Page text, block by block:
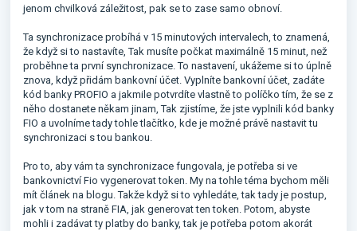
jenom chvilková záležitost, pak se to zase samo obnoví.
Ta synchronizace probíhá v 15 minutových intervalech, to znamená,
že když si to nastavíte, Tak musíte počkat maximálně 15 minut, než
proběhne ta první synchronizace. To nastavení, ukážeme si to úplně
znova, když přidám bankovní účet. Vyplníte bankovní účet, zadáte
kód banky PROFIO a jakmile potvrdíte vlastně to políčko tím, že se z
něho dostanete někam jinam, Tak zjistíme, že jste vyplnili kód banky
FIO a uvolníme tady tohle tlačítko, kde je možné právě nastavit tu
synchronizaci s tou bankou.
Pro to, aby vám ta synchronizace fungovala, je potřeba si ve
bankovnictví Fio vygenerovat token. My na tohle téma bychom měli
mít článek na blogu. Takže když si to vyhledáte, tak tady je postup,
jak v tom na straně FIA, jak generovat ten token. Potom, abyste
mohli i zadávat ty platby do banky, tak je potřeba potom akorát